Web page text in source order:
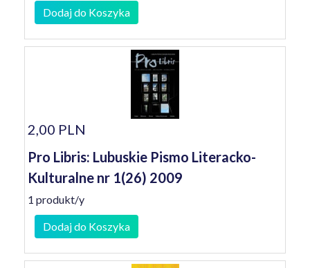
Dodaj do Koszyka
2,00 PLN
Pro Libris: Lubuskie Pismo Literacko-
Kulturalne nr 1(26) 2009
1 produkt/y
Dodaj do Koszyka